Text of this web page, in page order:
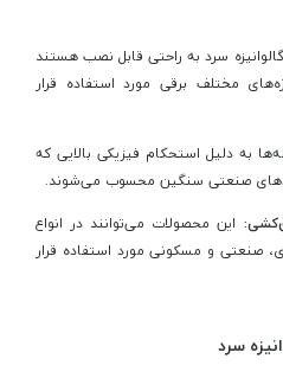
سرد به راحتی قابل نصب هستند
مختلف برقی مورد استفاده قرار
به دلیل استحکام فیزیکی بالایی که
صنعتی سنگین محسوب می‌شوند.
این محصولات می‌توانند در انواع
صنعتی و مسکونی مورد استفاده قرار
سرد